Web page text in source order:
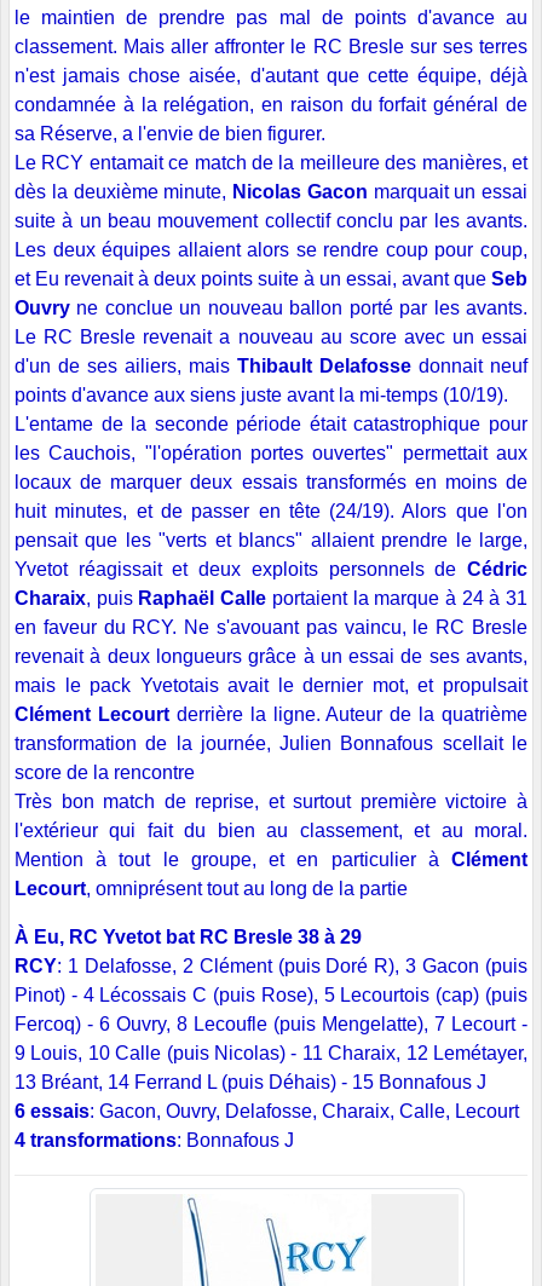
le maintien de prendre pas mal de points d'avance au
classement. Mais aller affronter le RC Bresle sur ses terres
n'est jamais chose aisée, d'autant que cette équipe, déjà
condamnée à la relégation, en raison du forfait général de
sa Réserve, a l'envie de bien figurer.
Le RCY entamait ce match de la meilleure des manières, et
dès la deuxième minute, Nicolas Gacon marquait un essai
suite à un beau mouvement collectif conclu par les avants.
Les deux équipes allaient alors se rendre coup pour coup,
et Eu revenait à deux points suite à un essai, avant que Seb
Ouvry ne conclue un nouveau ballon porté par les avants.
Le RC Bresle revenait a nouveau au score avec un essai
d'un de ses ailiers, mais Thibault Delafosse donnait neuf
points d'avance aux siens juste avant la mi-temps (10/19).
L'entame de la seconde période était catastrophique pour
les Cauchois, "l'opération portes ouvertes" permettait aux
locaux de marquer deux essais transformés en moins de
huit minutes, et de passer en tête (24/19). Alors que l'on
pensait que les "verts et blancs" allaient prendre le large,
Yvetot réagissait et deux exploits personnels de Cédric
Charaix, puis Raphaël Calle portaient la marque à 24 à 31
en faveur du RCY. Ne s'avouant pas vaincu, le RC Bresle
revenait à deux longueurs grâce à un essai de ses avants,
mais le pack Yvetotais avait le dernier mot, et propulsait
Clément Lecourt derrière la ligne. Auteur de la quatrième
transformation de la journée, Julien Bonnafous scellait le
score de la rencontre
Très bon match de reprise, et surtout première victoire à
l'extérieur qui fait du bien au classement, et au moral.
Mention à tout le groupe, et en particulier à Clément
Lecourt, omniprésent tout au long de la partie
À Eu, RC Yvetot bat RC Bresle 38 à 29
RCY: 1 Delafosse, 2 Clément (puis Doré R), 3 Gacon (puis
Pinot) - 4 Lécossais C (puis Rose), 5 Lecourtois (cap) (puis
Fercoq) - 6 Ouvry, 8 Lecoufle (puis Mengelatte), 7 Lecourt -
9 Louis, 10 Calle (puis Nicolas) - 11 Charaix, 12 Lemétayer,
13 Bréant, 14 Ferrand L (puis Déhais) - 15 Bonnafous J
6 essais: Gacon, Ouvry, Delafosse, Charaix, Calle, Lecourt
4 transformations: Bonnafous J